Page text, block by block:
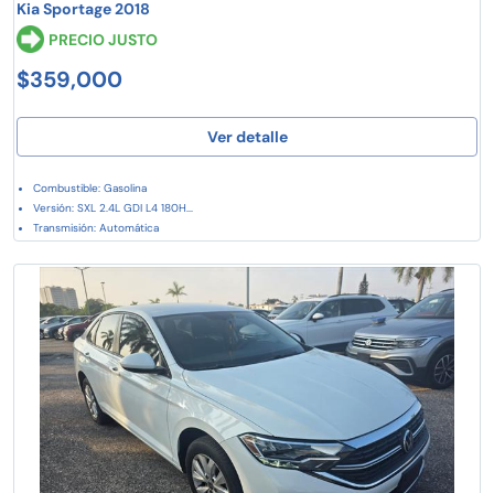
Kia Sportage 2018
PRECIO JUSTO
$359,000
Ver detalle
Combustible: Gasolina
Versión: SXL 2.4L GDI L4 180H...
Transmisión: Automática